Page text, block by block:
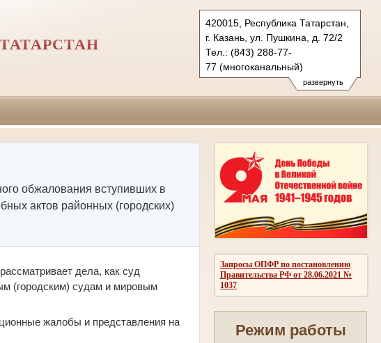
развернуть
420015, Республика Татарстан,
г. Казань, ул. Пушкина, д. 72/2
Тел.: (843) 288-77-
77 (многоканальный)
(843) 288-77-88 (ф.)
vs.tat@sudrf.ru
Запросы ОПФР по постановлению
Правительства РФ от 28.06.2021 №
1037
Режим работы
обжалования вступивших в
актов районных (городских)
дела, как суд
(городским) судам и мировым
жалобы и представления на